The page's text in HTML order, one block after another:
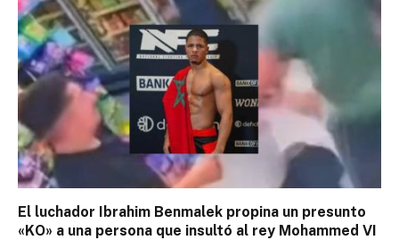
El luchador Ibrahim Benmalek propina un presunto
«KO» a una persona que insultó al rey Mohammed VI